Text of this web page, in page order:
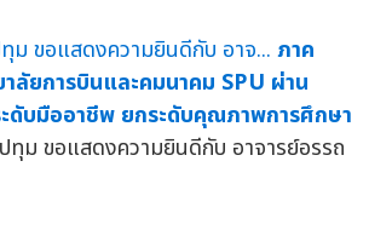
ภาค
ลัยการบินและคมนาคม SPU ผ่าน
ดับมืออาชีพ ยกระดับคุณภาพการศึกษา
ม ขอแสดงความยินดีกับ อาจารย์อรรถ